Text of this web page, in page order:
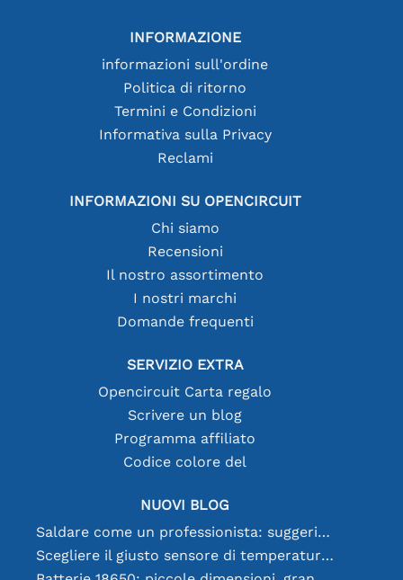
INFORMAZIONE
informazioni sull'ordine
Politica di ritorno
Termini e Condizioni
Informativa sulla Privacy
Reclami
INFORMAZIONI SU OPENCIRCUIT
Chi siamo
Recensioni
Il nostro assortimento
I nostri marchi
Domande frequenti
SERVIZIO EXTRA
Opencircuit Carta regalo
Scrivere un blog
Programma affiliato
Codice colore del
NUOVI BLOG
Saldare come un professionista: suggerimenti per connessioni elettroniche perfette
Scegliere il giusto sensore di temperatura [youtube]